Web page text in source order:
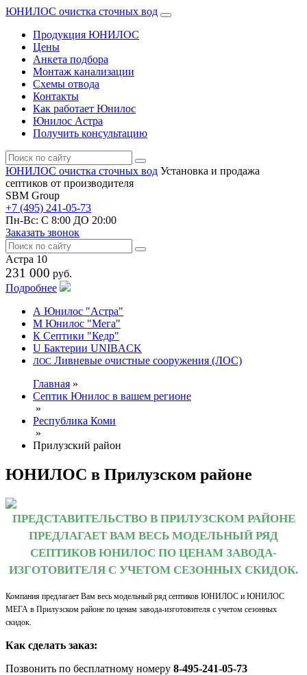
ЮНИЛОС очистка сточных вод
Продукция ЮНИЛОС
Цены
Анкета подбора
Монтаж канализации
Схемы отвода
Контакты
Как работает Юнилос
Юнилос Астра
Получить консультацию
ЮНИЛОС очистка сточных вод Установка и продажа
септиков от производителя
SBM Group
+7 (495) 241-05-73
Пн-Вс: С 8:00 ДО 20:00
Заказать звонок
Астра 10
231 000 руб.
Подробнее
А Юнилос "Астра"
М Юнилос "Мега"
К Септики "Кедр"
U Бактерии UNIBACK
ЛОС Ливневые очистные сооружения (ЛОС)
Главная »
Септик Юнилос в вашем регионе
»
Республика Коми
»
Прилузский район
ЮНИЛОС в Прилузском районе
ПРЕДСТАВИТЕЛЬСТВО В ПРИЛУЗСКОМ РАЙОНЕ
ПРЕДЛАГАЕТ ВАМ ВЕСЬ МОДЕЛЬНЫЙ РЯД
СЕПТИКОВ ЮНИЛОС ПО ЦЕНАМ ЗАВОДА-
ИЗГОТОВИТЕЛЯ С УЧЕТОМ СЕЗОННЫХ СКИДОК.
Компания предлагает Вам весь модельный ряд септиков ЮНИЛОС и ЮНИЛОС
МЕГА в Прилузском районе по ценам завода-изготовителя с учетом сезонных
скидок.
Как сделать заказ:
Позвонить по бесплатному номеру 8-495-241-05-73